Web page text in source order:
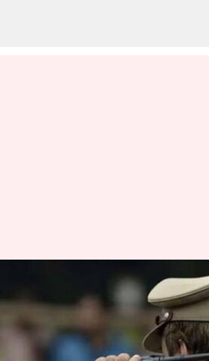
வட மாநில
தமிழகத்தை